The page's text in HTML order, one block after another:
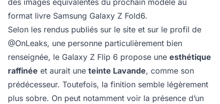
des images équivalentes du prochain modèle au
format livre Samsung Galaxy Z Fold6.
Selon les rendus publiés sur le site et sur le profil de
@OnLeaks, une personne particulièrement bien
renseignée, le Galaxy Z Flip 6 propose une esthétique
raffinée et aurait une teinte Lavande, comme son
prédécesseur. Toutefois, la finition semble légèrement
plus sobre. On peut notamment voir la présence d’un